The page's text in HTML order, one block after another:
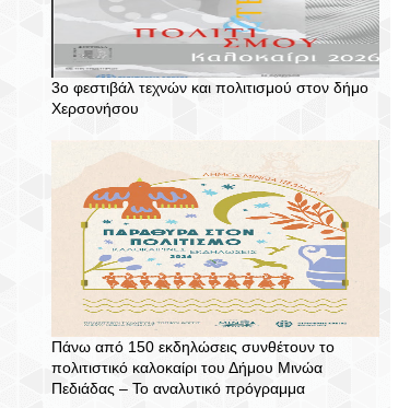
3ο φεστιβάλ τεχνών και πολιτισμού στον δήμο
Χερσονήσου
Πάνω από 150 εκδηλώσεις συνθέτουν το
πολιτιστικό καλοκαίρι του Δήμου Μινώα
Πεδιάδας – To αναλυτικό πρόγραμμα